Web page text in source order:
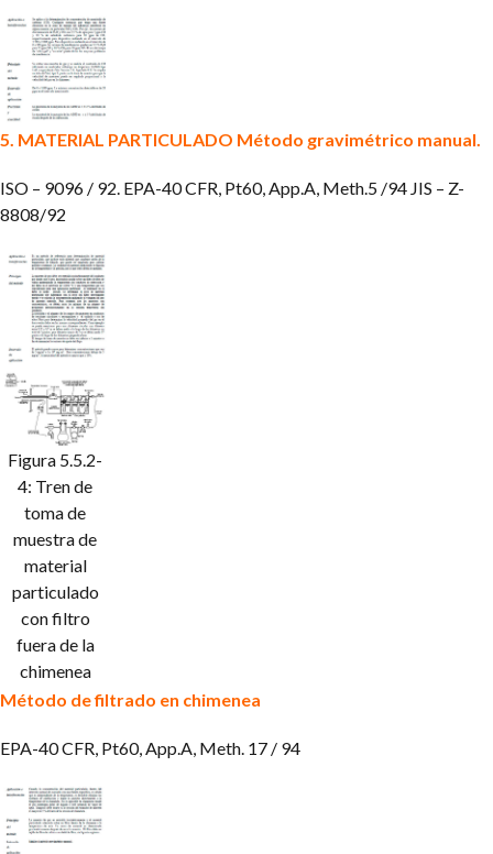
5. MATERIAL PARTICULADO Método gravimétrico manual.
ISO – 9096 / 92. EPA-40 CFR, Pt60, App.A, Meth.5 /94 JIS – Z-
8808/92
Figura 5.5.2-
4: Tren de
toma de
muestra de
material
particulado
con filtro
fuera de la
chimenea
Método de filtrado en chimenea
EPA-40 CFR, Pt60, App.A, Meth. 17 / 94